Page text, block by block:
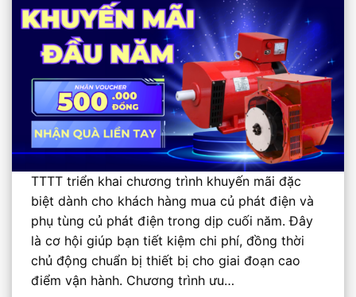
TTTT triển khai chương trình khuyến mãi đặc
biệt dành cho khách hàng mua củ phát điện và
phụ tùng củ phát điện trong dịp cuối năm. Đây
là cơ hội giúp bạn tiết kiệm chi phí, đồng thời
chủ động chuẩn bị thiết bị cho giai đoạn cao
điểm vận hành. Chương trình ưu…